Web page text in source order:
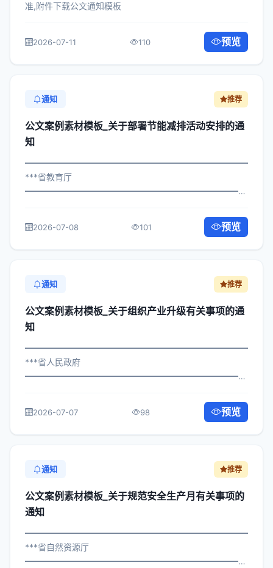
准,附件下载公文通知模板
2026-07-11 110 预览
通知 推荐
公文案例素材模板_关于部署节能减排活动安排的通
知
***省教育厅
属机构： 为深入贯彻落实习近平总书记...
2026-07-08 101 预览
通知 推荐
公文案例素材模板_关于组织产业升级有关事项的通
知
***省人民政府
属机构： 为深入贯彻落实习近平总书...
2026-07-07 98 预览
通知 推荐
公文案例素材模板_关于规范安全生产月有关事项的
通知
***省自然资源厅